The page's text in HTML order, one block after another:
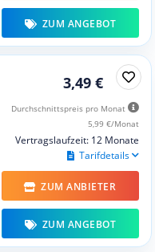
ZUM ANGEBOT
3,49 €
Durchschnittspreis pro Monat
5,99 €/Monat
Vertragslaufzeit: 12 Monate
Tarifdetails
ZUM ANBIETER
ZUM ANGEBOT